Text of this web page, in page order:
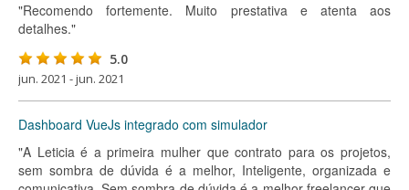
"Recomendo fortemente. Muito prestativa e atenta aos
detalhes."
5.0
jun. 2021 - jun. 2021
Dashboard VueJs integrado com simulador
"A Leticia é a primeira mulher que contrato para os projetos,
sem sombra de dúvida é a melhor, Inteligente, organizada e